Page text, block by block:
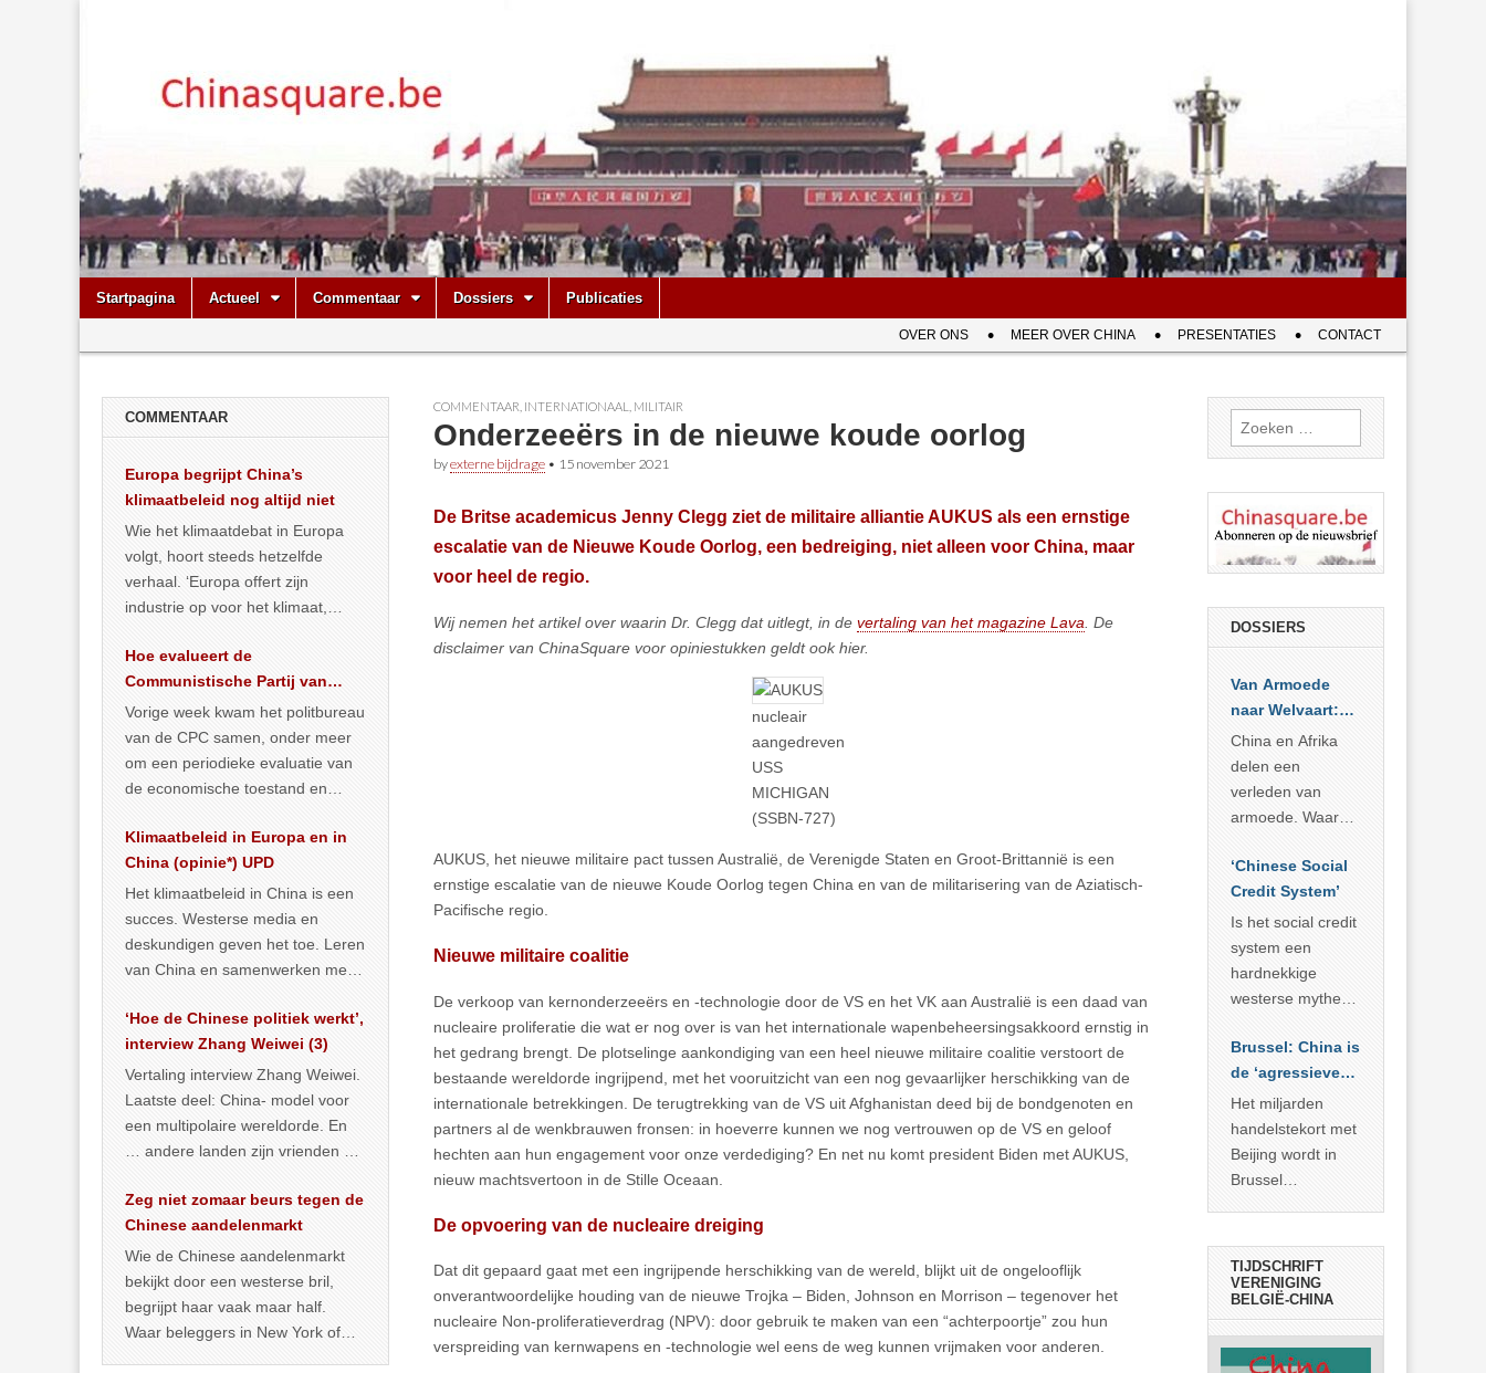
Chinasquare.be
Main
menu
Skip
Startpagina Actueel Commentaar Dossiers Publicaties
menu
OVER ONS MEER OVER CHINA PRESENTATIES CONTACT
COMMENTAAR INTERNATIONAAL MILITAIR
Onderzeeërs in de nieuwe koude oorlog
byexterne bijdrage • 15 november 2021
De Britse academicus Jenny Clegg ziet de militaire alliantie AUKUS als een ernstige
escalatie van de Nieuwe Koude Oorlog, een bedreiging, niet alleen voor China, maar
voor heel de regio.
Wij nemen het artikel over waarin Dr. Clegg dat uitlegt, in de vertaling van het magazine Lava . De
disclaimer van ChinaSquare voor opiniestukken geldt ook hier.
nucleair
aangedreven
USS
MICHIGAN
(SSBN-727)
AUKUS, het nieuwe militaire pact tussen Australië, de Verenigde Staten en Groot-Brittannië is een
ernstige escalatie van de nieuwe Koude Oorlog tegen China en van de militarisering van de Aziatisch-
Pacifische regio.
Nieuwe militaire coalitie
De verkoop van kernonderzeeërs en -technologie door de VS en het VK aan Australië is een daad van
nucleaire proliferatie die wat er nog over is van het internationale wapenbeheersingsakkoord ernstig in
het gedrang brengt. De plotselinge aankondiging van een heel nieuwe militaire coalitie verstoort de
bestaande wereldorde ingrijpend, met het vooruitzicht van een nog gevaarlijker herschikking van de
internationale betrekkingen. De terugtrekking van de VS uit Afghanistan deed bij de bondgenoten en
partners al de wenkbrauwen fronsen: in hoeverre kunnen we nog vertrouwen op de VS en geloof
hechten aan hun engagement voor onze verdediging? En net nu komt president Biden met AUKUS,
nieuw machtsvertoon in de Stille Oceaan.
De opvoering van de nucleaire dreiging
Dat dit gepaard gaat met een ingrijpende herschikking van de wereld, blijkt uit de ongelooflijk
onverantwoordelijke houding van de nieuwe Trojka – Biden, Johnson en Morrison – tegenover het
nucleaire Non-proliferatieverdrag (NPV): door gebruik te maken van een “achterpoortje” zou hun
verspreiding van kernwapens en -technologie wel eens de weg kunnen vrijmaken voor anderen.
COMMENTAAR
Europa begrijpt China’s
klimaatbeleid nog altijd niet
Wie het klimaatdebat in Europa
volgt, hoort steeds hetzelfde
verhaal. ‘Europa offert zijn
industrie op voor het klimaat,
vergroening… >> lees meer
Hoe evalueert de
Communistische Partij van
China de economische
toestand?
Vorige week kwam het politbureau
van de CPC samen, onder meer
om een periodieke evaluatie van
de economische toestand en
publiceerden… >> lees meer
Klimaatbeleid in Europa en in
China (opinie*) UPD
Het klimaatbeleid in China is een
succes. Westerse media en
deskundigen geven het toe. Leren
van China en samenwerken met
… >> lees meer
‘Hoe de Chinese politiek werkt’,
interview Zhang Weiwei (3)
Vertaling interview Zhang Weiwei.
Laatste deel: China- model voor
een multipolaire wereldorde. En
… andere landen zijn vrienden of
Zeg niet zomaar beurs tegen de
Chinese aandelenmarkt
Wie de Chinese aandelenmarkt
bekijkt door een westerse bril,
begrijpt haar vaak maar half.
Waar beleggers in New York of
Zoeken
naar:
DOSSIERS
Van Armoede
naar Welvaart:
Wat Afrika kan
leren van
China’s
economisch
China en Afrika
delen een
verleden van
armoede. Waar
voorbije veertig
jaar in slaagde
meer dan 800
miljoen mensen
uit de armoede
… >> lees meer
‘Chinese Social
Credit System’
Is het social credit
system een
hardnekkige
westerse mythe of
realiteit in China?
Brussel: China is
de ‘agressieve
schuldige’
Het miljarden
handelstekort met
Beijing wordt in
Brussel
economische
agressie. In
werkelijkheid
verhult die
spectaculaire
TIJDSCHRIFT
VERENIGING
BELGIË-CHINA